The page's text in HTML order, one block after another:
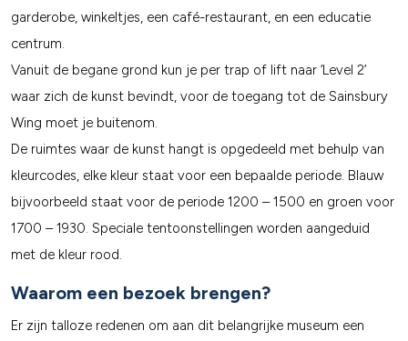
garderobe, winkeltjes, een café-restaurant, en een educatie
centrum.
Vanuit de begane grond kun je per trap of lift naar ‘Level 2’
waar zich de kunst bevindt, voor de toegang tot de Sainsbury
Wing moet je buitenom.
De ruimtes waar de kunst hangt is opgedeeld met behulp van
kleurcodes, elke kleur staat voor een bepaalde periode. Blauw
bijvoorbeeld staat voor de periode 1200 – 1500 en groen voor
1700 – 1930. Speciale tentoonstellingen worden aangeduid
met de kleur rood.
Waarom een bezoek brengen?
Er zijn talloze redenen om aan dit belangrijke museum een